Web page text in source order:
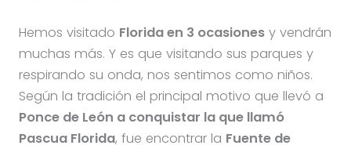
Hemos visitado Florida en 3 ocasionesy vendrán
muchas más. Y es que visitando sus parques y
respirando su onda, nos sentimos como niños.
Según la tradición el principal motivo que llevó a
Ponce de León a conquistar la que llamó
Pascua Florida, fue encontrar la Fuente de